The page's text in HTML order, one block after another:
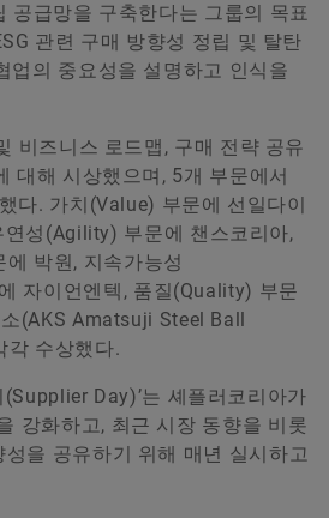
공급망을 구축한다는 그룹의 목표
관련 구매 방향성 정립 및 탈탄
업의 중요성을 설명하고 인식을
비즈니스 로드맵, 구매 전략 공유
대해 시상했으며, 5개 부문에서
다. 가치(Value) 부문에 선일다이
연성(Agility) 부문에 챈스코리아,
박원, 지속가능성
자이언엔텍, 품질(Quality) 부문
(AKS Amatsuji Steel Ball
각 수상했다.
(Supplier Day)’는 셰플러코리아가
강화하고, 최근 시장 동향을 비롯
을 공유하기 위해 매년 실시하고